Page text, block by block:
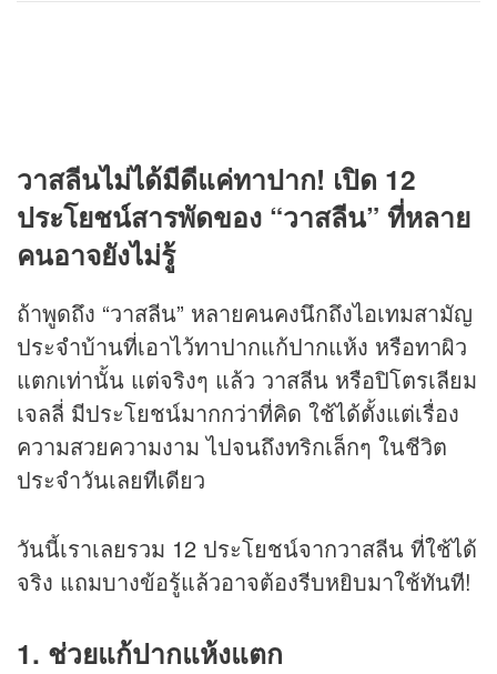
วาสลีนไม่ได้มีดีแค่ทาปาก! เปิด 12
ประโยชน์สารพัดของ “วาสลีน” ที่หลาย
คนอาจยังไม่รู้
ถ้าพูดถึง “วาสลีน” หลายคนคงนึกถึงไอเทมสามัญ
ประจำบ้านที่เอาไว้ทาปากแก้ปากแห้ง หรือทาผิว
แตกเท่านั้น แต่จริงๆ แล้ว วาสลีน หรือปิโตรเลียม
เจลลี่ มีประโยชน์มากกว่าที่คิด ใช้ได้ตั้งแต่เรื่อง
ความสวยความงาม ไปจนถึงทริกเล็กๆ ในชีวิต
ประจำวันเลยทีเดียว
วันนี้เราเลยรวม 12 ประโยชน์จากวาสลีน ที่ใช้ได้
จริง แถมบางข้อรู้แล้วอาจต้องรีบหยิบมาใช้ทันที!
1. ช่วยแก้ปากแห้งแตก